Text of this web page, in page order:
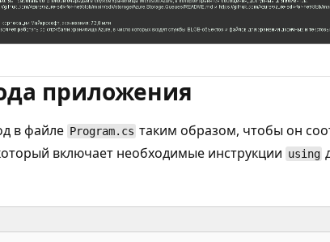
приложения
в файле Program.cs таким образом, чтобы он
включает необходимые инструкции using